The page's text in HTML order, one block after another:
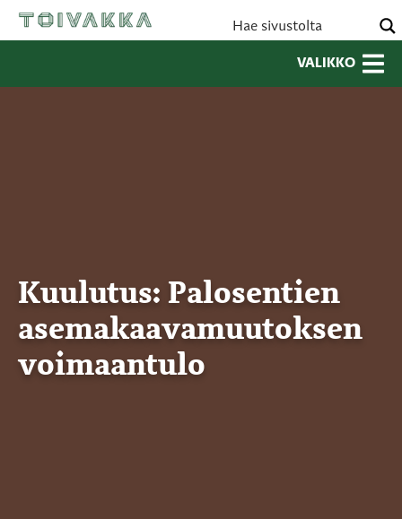
VALIKKO
Kuulutus: Palosentien
asemakaavamuutoksen
voimaantulo